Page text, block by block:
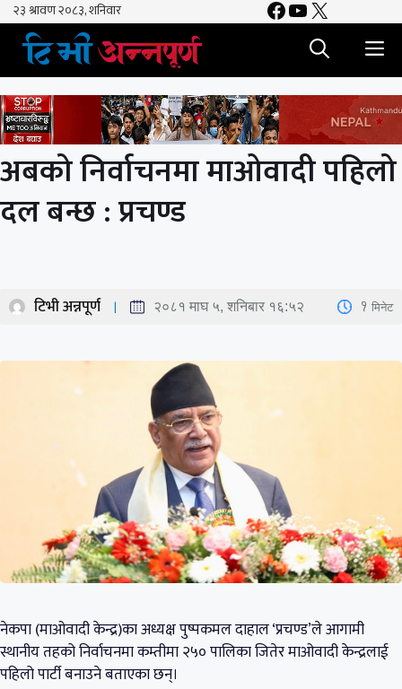
Skip
content
Facebook
YouTube
X
अबको निर्वाचनमा माओवादी पहिलो
दल बन्छ : प्रचण्ड
टिभी अन्नपूर्ण २०८१ माघ ५, शनिबार १६:५२ 1 मिनेट
नेकपा (माओवादी केन्द्र)का अध्यक्ष पुष्पकमल दाहाल ‘प्रचण्ड’ले आगामी
स्थानीय तहको निर्वाचनमा कम्तीमा २५० पालिका जितेर माओवादी केन्द्रलाई
पहिलो पार्टी बनाउने बताएका छन्।